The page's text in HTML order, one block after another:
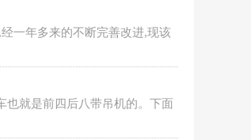
一年多来的不断完善改进,现该
就是前四后八带吊机的。下面